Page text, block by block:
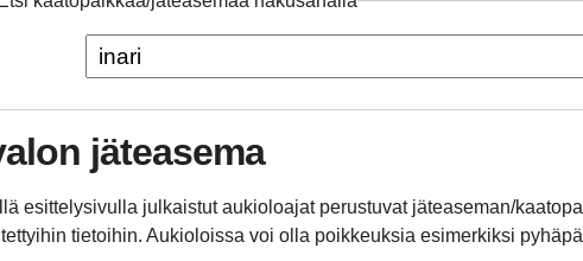
jäteasema
esittelysivulla julkaistut aukioloajat perustuvat jäteaseman/
tietoihin. Aukioloissa voi olla poikkeuksia esimerkiksi